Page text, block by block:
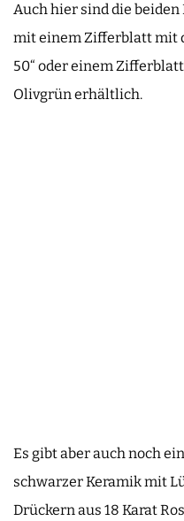
Auch hier sind die beiden
mit einem Zifferblatt mit
50“ oder einem
Olivgrün erhältlich.
Es gibt aber auch noch
schwarzer Keramik mit
Drückern aus 18 Karat